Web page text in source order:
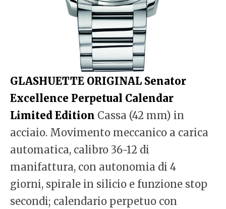
GLASHUETTE ORIGINAL Senator
Excellence Perpetual Calendar
Limited Edition Cassa (42 mm) in
acciaio. Movimento meccanico a carica
automatica, calibro 36-12 di
manifattura, con autonomia di 4
giorni, spirale in silicio e funzione stop
secondi; calendario perpetuo con